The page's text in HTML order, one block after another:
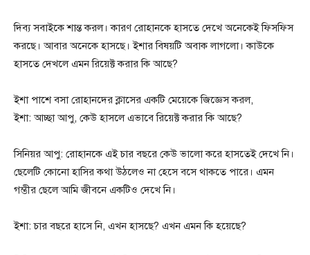
দিব্য সবাইকে শান্ত করল। কারণ রোহানকে হাসতে দেখে অনেকেই ফিসফিস
করছে। আবার অনেকে হাসছে। ইশার বিষয়টি অবাক লাগলো। কাউকে
হাসতে দেখলে এমন রিয়েক্ট করার কি আছে?
ইশা পাশে বসা রোহানদের ক্লাসের একটি মেয়েকে জিজ্ঞেস করল,
ইশা: আচ্ছা আপু, কেউ হাসলে এভাবে রিয়েক্ট করার কি আছে?
সিনিয়র আপু: রোহানকে এই চার বছরে কেউ ভালো করে হাসতেই দেখে নি।
ছেলেটি কোনো হাসির কথা উঠলেও না হেসে বসে থাকতে পারে। এমন
গম্ভীর ছেলে আমি জীবনে একটিও দেখে নি।
ইশা: চার বছরে হাসে নি, এখন হাসছে? এখন এমন কি হয়েছে?